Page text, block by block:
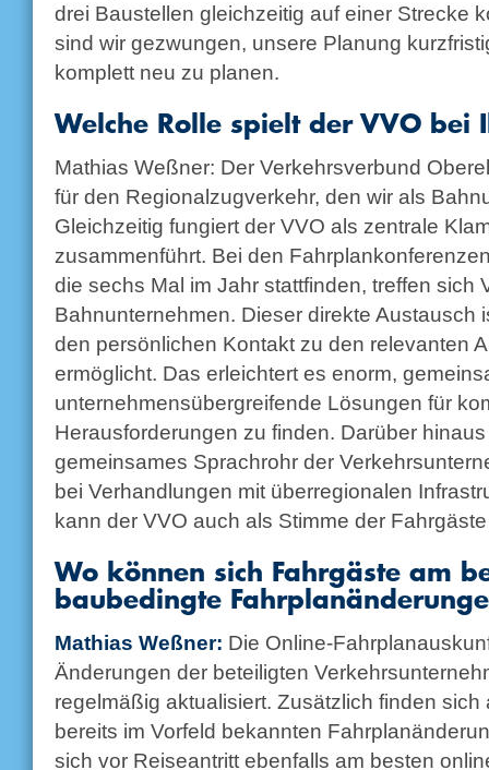
drei Baustellen gleichzeitig auf einer Strecke
sind wir gezwungen, unsere Planung
komplett neu zu planen.
Welche Rolle spielt der VVO bei
Mathias Weßner: Der Verkehrsverbund
für den Regionalzugverkehr, den wir als
Gleichzeitig fungiert der VVO als zentrale
zusammenführt. Bei den
die sechs Mal im Jahr stattfinden, treffen sich
Bahnunternehmen. Dieser direkte Austausch
den persönlichen Kontakt zu den relevanten
ermöglicht. Das erleichtert es enorm,
unternehmensübergreifende Lösungen für
Herausforderungen zu finden. Darüber
gemeinsames Sprachrohr der
bei Verhandlungen mit überregionalen
kann der VVO auch als Stimme der
Wo können sich Fahrgäste am
baubedingte
Mathias Weßner: Die Online-
Änderungen der beteiligten
regelmäßig aktualisiert. Zusätzlich finden sich
bereits im Vorfeld bekannten
sich vor Reiseantritt ebenfalls am besten